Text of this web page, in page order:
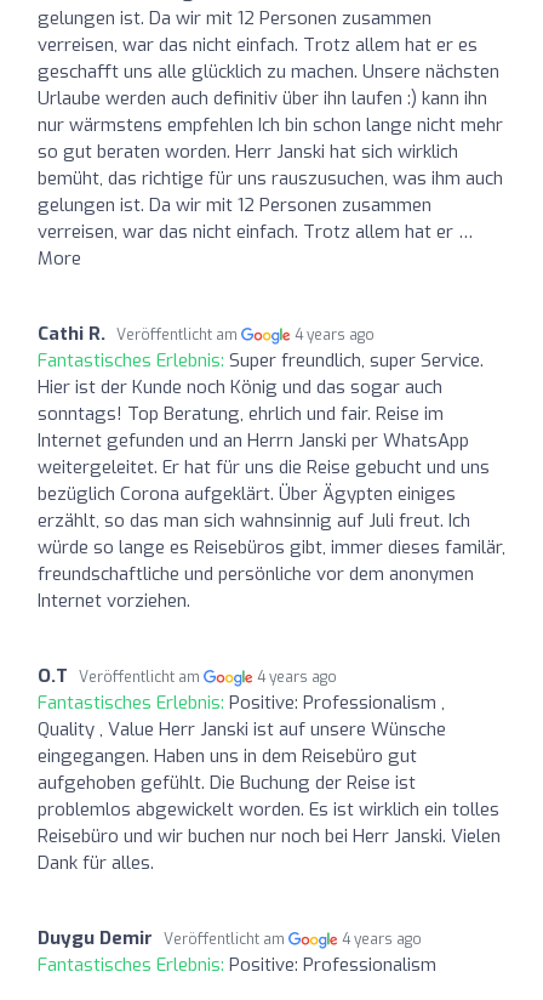
gelungen ist. Da wir mit 12 Personen zusammen
verreisen, war das nicht einfach. Trotz allem hat er es
geschafft uns alle glücklich zu machen. Unsere nächsten
Urlaube werden auch definitiv über ihn laufen :) kann ihn
nur wärmstens empfehlen Ich bin schon lange nicht mehr
so gut beraten worden. Herr Janski hat sich wirklich
bemüht, das richtige für uns rauszusuchen, was ihm auch
gelungen ist. Da wir mit 12 Personen zusammen
verreisen, war das nicht einfach. Trotz allem hat er …
More
Cathi R. Veröffentlicht am 4 years ago
Fantastisches Erlebnis: Super freundlich, super Service.
Hier ist der Kunde noch König und das sogar auch
sonntags! Top Beratung, ehrlich und fair. Reise im
Internet gefunden und an Herrn Janski per WhatsApp
weitergeleitet. Er hat für uns die Reise gebucht und uns
bezüglich Corona aufgeklärt. Über Ägypten einiges
erzählt, so das man sich wahnsinnig auf Juli freut. Ich
würde so lange es Reisebüros gibt, immer dieses familär,
freundschaftliche und persönliche vor dem anonymen
Internet vorziehen.
O.T Veröffentlicht am 4 years ago
Fantastisches Erlebnis: Positive: Professionalism ,
Quality , Value Herr Janski ist auf unsere Wünsche
eingegangen. Haben uns in dem Reisebüro gut
aufgehoben gefühlt. Die Buchung der Reise ist
problemlos abgewickelt worden. Es ist wirklich ein tolles
Reisebüro und wir buchen nur noch bei Herr Janski. Vielen
Dank für alles.
Duygu Demir Veröffentlicht am 4 years ago
Fantastisches Erlebnis: Positive: Professionalism